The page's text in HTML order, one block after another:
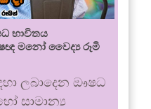
භාවිතය
මනෝ වෛද්‍ය රූමි
ලබාදෙන ඖෂධ
සාමාන්‍ය